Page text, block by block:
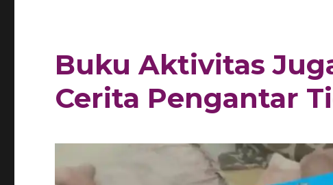
Buku Aktivitas
Cerita Pengantar